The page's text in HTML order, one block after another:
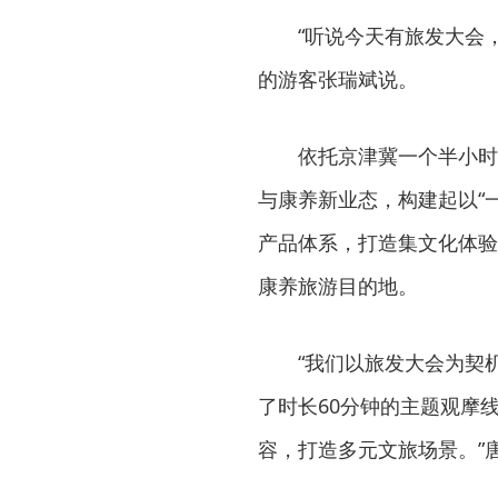
“听说今天有旅发大会
的游客张瑞斌说。
依托京津冀一个半小
与康养新业态，构建起以“
产品体系，打造集文化体
康养旅游目的地。
“我们以旅发大会为契
了时长60分钟的主题观摩
容，打造多元文旅场景。”